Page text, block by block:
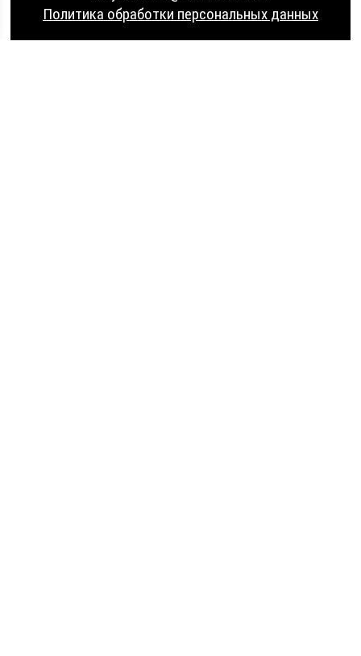
Политика обработки персональных данных